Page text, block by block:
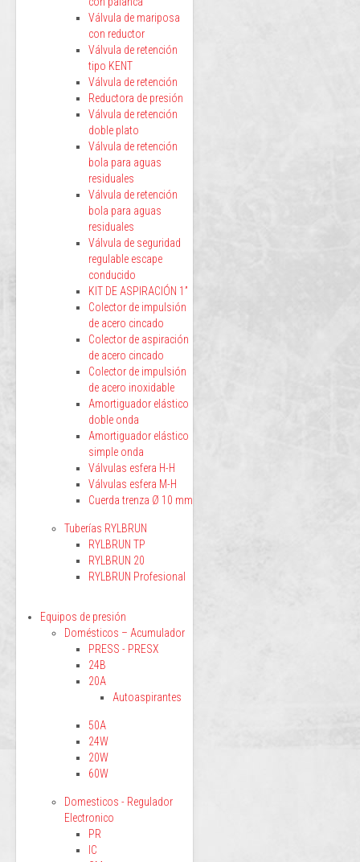
Válvula de mariposa
con reductor
Válvula de retención
tipo KENT
Válvula de retención
Reductora de presión
Válvula de retención
doble plato
Válvula de retención
bola para aguas
residuales
Válvula de retención
bola para aguas
residuales
Válvula de seguridad
regulable escape
conducido
KIT DE ASPIRACIÓN 1”
Colector de impulsión
de acero cincado
Colector de aspiración
de acero cincado
Colector de impulsión
de acero inoxidable
Amortiguador elástico
doble onda
Amortiguador elástico
simple onda
Válvulas esfera H-H
Válvulas esfera M-H
Cuerda trenza Ø 10 mm
Tuberías RYLBRUN
RYLBRUN TP
RYLBRUN 20
RYLBRUN Profesional
Equipos de presión
Domésticos – Acumulador
PRESS - PRESX
24B
20A
Autoaspirantes
50A
24W
20W
60W
Domesticos - Regulador
Electronico
PR
IC